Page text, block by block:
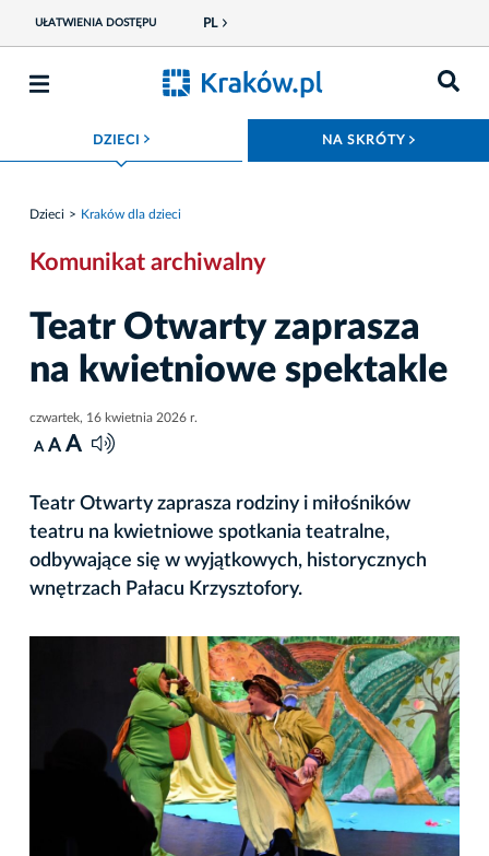
UŁATWIENIA DOSTĘPU PL
DZIECI ROZWIŃ MENU NA SKRÓTY
Dzieci Kraków dla dzieci
Komunikat archiwalny
Teatr Otwarty zaprasza
na kwietniowe spektakle
czwartek, 16 kwietnia 2026 r.
A A A
Teatr Otwarty zaprasza rodziny i miłośników
teatru na kwietniowe spotkania teatralne,
odbywające się w wyjątkowych, historycznych
wnętrzach Pałacu Krzysztofory.